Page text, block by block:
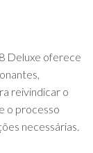
Deluxe oferece
reivindicar o
o processo
necessárias.